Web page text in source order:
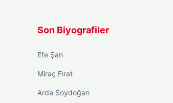
Son Biyografiler
Efe Şan
Miraç Fırat
Arda Soydoğan